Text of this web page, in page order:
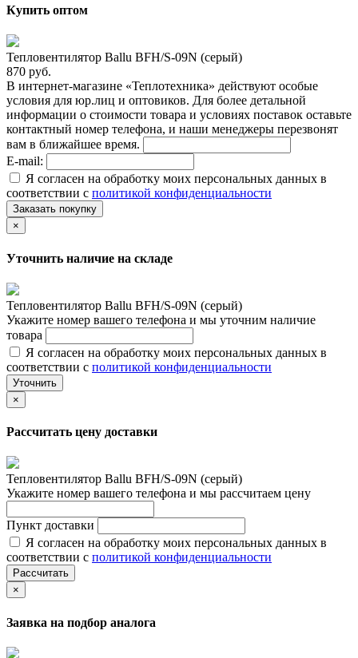
Купить оптом
Тепловентилятор Ballu BFH/S-09N (серый)
870 руб.
В интернет-магазине «Теплотехника» действуют особые
условия для юр.лиц и оптовиков. Для более детальной
информации о стоимости товара и условиях поставок оставьте
контактный номер телефона, и наши менеджеры перезвонят
вам в ближайшее время.
E-mail:
Я согласен на обработку моих персональных данных в
соответствии с политикой конфиденциальности
Заказать покупку
×
Уточнить наличие на складе
Тепловентилятор Ballu BFH/S-09N (серый)
Укажите номер вашего телефона и мы уточним наличие
товара
Я согласен на обработку моих персональных данных в
соответствии с политикой конфиденциальности
Уточнить
×
Рассчитать цену доставки
Тепловентилятор Ballu BFH/S-09N (серый)
Укажите номер вашего телефона и мы рассчитаем цену
Пункт доставки
Я согласен на обработку моих персональных данных в
соответствии с политикой конфиденциальности
Рассчитать
×
Заявка на подбор аналога